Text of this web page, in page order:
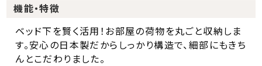
機能・特徴
ベッド下を賢く活用！お部屋の荷物を丸ごと収納しま
す。安心の日本製だからしっかり構造で、細部にもきち
んとこだわりました。